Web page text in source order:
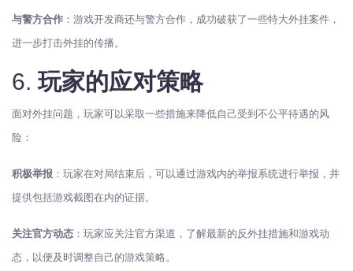
与警方合作 ：游戏开发商还与警方合作，成功破获了一些特大外挂案件，
进一步打击外挂的传播。
6.玩家的应对策略
面对外挂问题，玩家可以采取一些措施来降低自己受到不公平待遇的风
险：
积极举报 ：玩家在对局结束后，可以通过游戏内的举报系统进行举报，并
提供包括游戏截图在内的证据。
关注官方动态 ：玩家应关注官方渠道，了解最新的反外挂措施和游戏动
态，以便及时调整自己的游戏策略。